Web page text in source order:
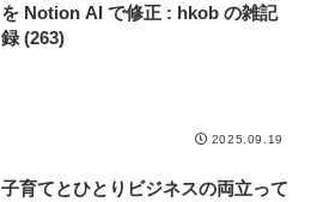
を Notion AI で修正 : hkob の雑記
録 (263)
2025.09.19
子育てとひとりビジネスの両立って